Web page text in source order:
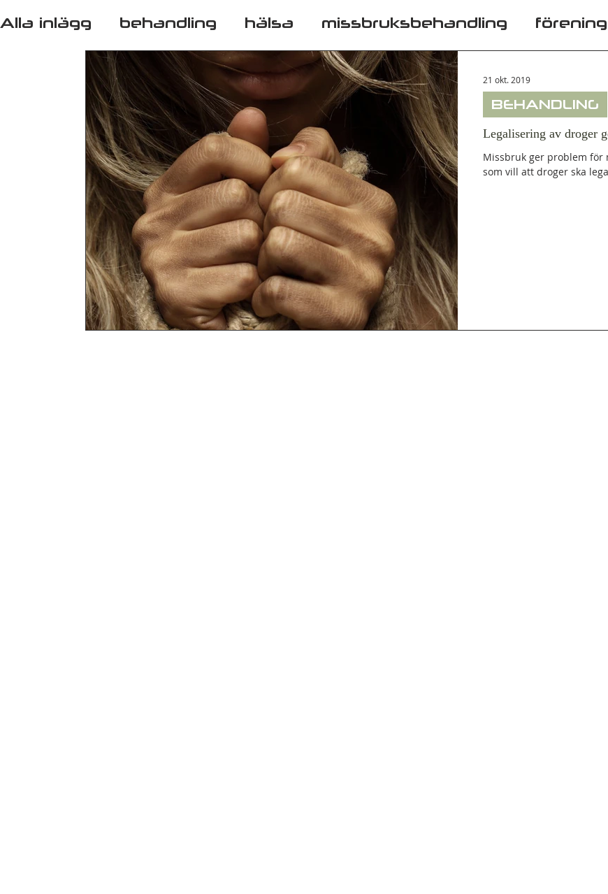
Alla inlägg behandling hälsa missbruksbehandling förening
missbruksvård behandlingshem anhörig Relatives
Narconon arbetsgivare Din community Metadon LARO
opiatberoende substitutionsdroger Vår personal
Legalisering av droger
Missbruk ger problem för
som vill att droger ska
BEHANDLING
21 okt. 2019